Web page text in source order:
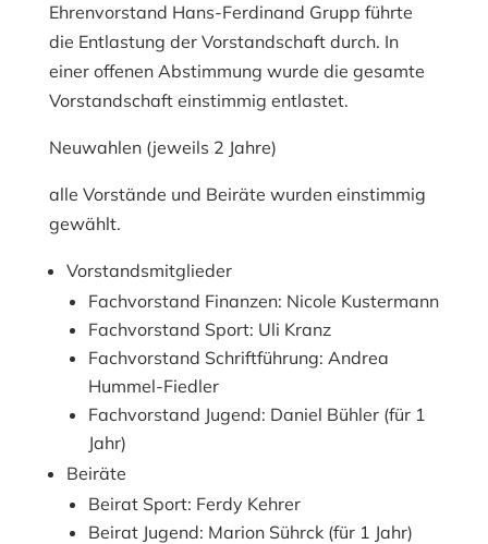
Ehrenvorstand Hans-Ferdinand Grupp führte
die Entlastung der Vorstandschaft durch. In
einer offenen Abstimmung wurde die gesamte
Vorstandschaft einstimmig entlastet.
Neuwahlen (jeweils 2 Jahre)
alle Vorstände und Beiräte wurden einstimmig
gewählt.
Vorstandsmitglieder
Fachvorstand Finanzen: Nicole Kustermann
Fachvorstand Sport: Uli Kranz
Fachvorstand Schriftführung: Andrea
Hummel-Fiedler
Fachvorstand Jugend: Daniel Bühler (für 1
Jahr)
Beiräte
Beirat Sport: Ferdy Kehrer
Beirat Jugend: Marion Sührck (für 1 Jahr)